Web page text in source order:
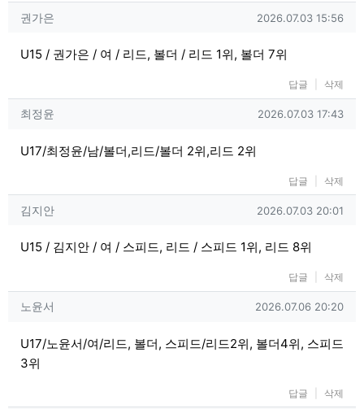
권가은님의 댓글
권가은 작성일
2026.07.03 15:56
U15 / 권가은 / 여 / 리드, 볼더 / 리드 1위, 볼더 7위
답글 삭제
최정윤님의 댓글
최정윤 작성일
2026.07.03 17:43
U17/최정윤/남/볼더,리드/볼더 2위,리드 2위
답글 삭제
김지안님의 댓글
김지안 작성일
2026.07.03 20:01
U15 / 김지안 / 여 / 스피드, 리드 / 스피드 1위, 리드 8위
답글 삭제
노윤서님의 댓글
노윤서 작성일
2026.07.06 20:20
U17/노윤서/여/리드, 볼더, 스피드/리드2위, 볼더4위, 스피드
3위
답글 삭제